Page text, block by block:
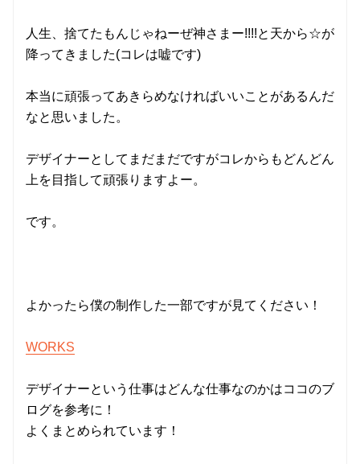
人生、捨てたもんじゃねーぜ神さまー!!!!と天から☆が
降ってきました(コレは嘘です)
本当に頑張ってあきらめなければいいことがあるんだ
なと思いました。
デザイナーとしてまだまだですがコレからもどんどん
上を目指して頑張りますよー。
です。
よかったら僕の制作した一部ですが見てください！
WORKS
デザイナーという仕事はどんな仕事なのかはココのブ
ログを参考に！
よくまとめられています！